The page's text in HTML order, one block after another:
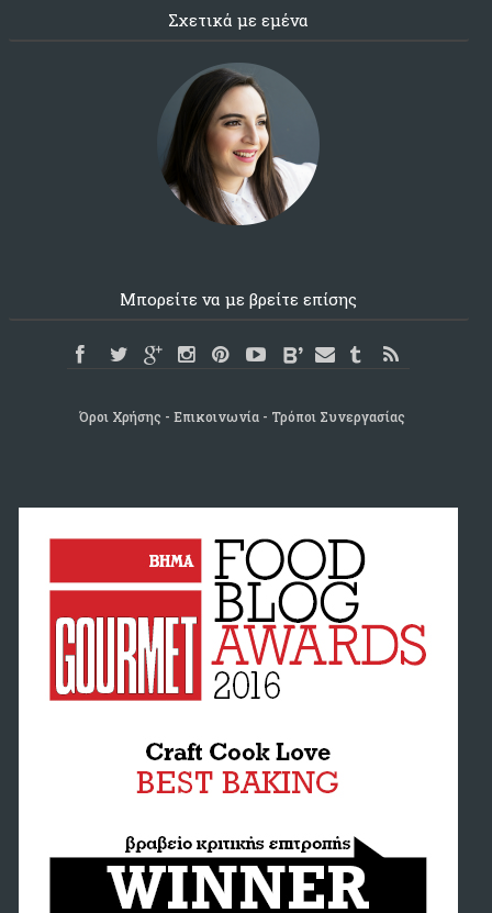
Σχετικά με εμένα
Μπορείτε να με βρείτε επίσης
Όροι Χρήσης Επικοινωνία Τρόποι Συνεργασίας